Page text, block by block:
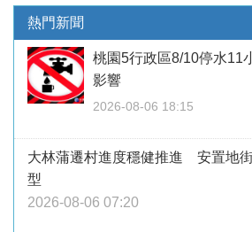
熱門新聞
桃園5行政區8/10停水
影響
2026-08-06 18:15
大林蒲遷村進度穩健推進 安置地
型
2026-08-06 07:20